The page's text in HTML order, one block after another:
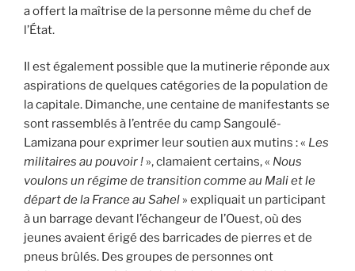
a offert la maîtrise de la personne même du chef de
l’État.
Il est également possible que la mutinerie réponde aux
aspirations de quelques catégories de la population de
la capitale. Dimanche, une centaine de manifestants se
sont rassemblés à l’entrée du camp Sangoulé-
Lamizana pour exprimer leur soutien aux mutins : « Les
militaires au pouvoir ! », clamaient certains, « Nous
voulons un régime de transition comme au Mali et le
départ de la France au Sahel » expliquait un participant
à un barrage devant l’échangeur de l’Ouest, où des
jeunes avaient érigé des barricades de pierres et de
pneus brûlés. Des groupes de personnes ont